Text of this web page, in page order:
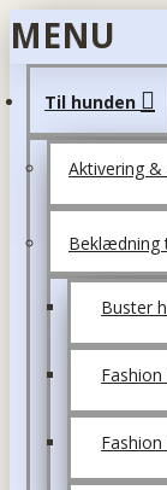
MENU
Til hunden
Aktivering
Beklædning
Buster